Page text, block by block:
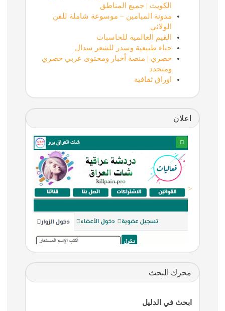
الكويت | جميع المناطق
مدونة الميامين – موسوعة شاملة للفن
الولائي
القيم العالمية للحاسبات
حناء طبيعية وسدر للشعر سدال
حصري | منصة أخبار ومحتوى عربي حصري
ومتجدد
اوراق ثقافية
اعلان
<
محرك البحث
ابحث في الدليل